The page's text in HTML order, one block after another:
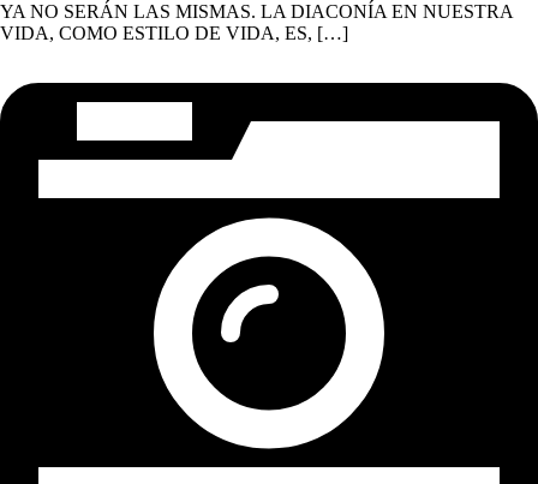
YA NO SERÁN LAS MISMAS. LA DIACONÍA EN NUESTRA
VIDA, COMO ESTILO DE VIDA, ES, […]